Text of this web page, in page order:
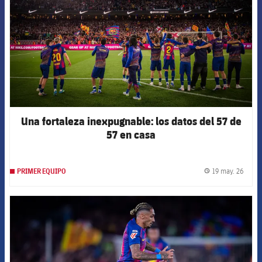
Una fortaleza inexpugnable: los datos del 57 de
57 en casa
PRIMER EQUIPO 19 may. 26
FCB Barcelona badge